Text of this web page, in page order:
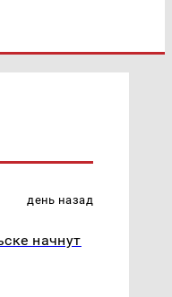
день назад
начнут